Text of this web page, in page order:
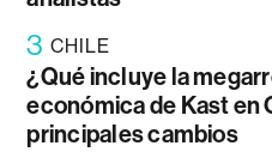
3 CHILE
¿Qué incluye la
económica de Kast en
principales cambios